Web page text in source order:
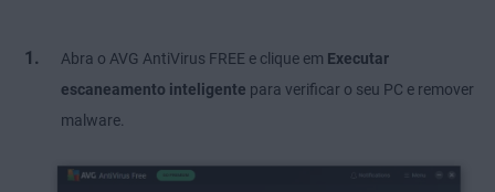
Abra o AVG AntiVirus FREE e clique em Executar
escaneamento inteligente para verificar o seu PC e remover
malware.